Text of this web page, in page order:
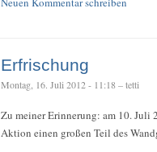
Erfrischung
Montag, 16. Juli 2012 - 11:18 – tetti
Zu meiner Erinnerung: am 10. Juli
Aktion einen großen Teil des